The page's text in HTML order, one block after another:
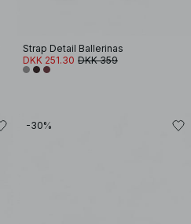
Strap Detail Ballerinas
DKK 251.30 DKK 359
-30%